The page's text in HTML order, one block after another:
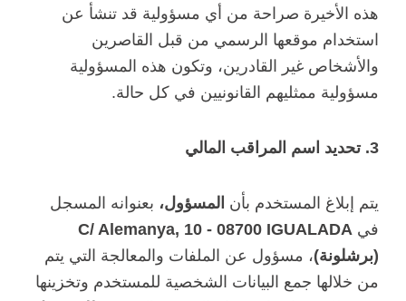
هذه الأخيرة صراحة من أي مسؤولية قد تنشأ عن
استخدام موقعها الرسمي من قبل القاصرين
والأشخاص غير القادرين، وتكون هذه المسؤولية
مسؤولية ممثليهم القانونيين في كل حالة.
3. تحديد اسم المراقب المالي
يتم إبلاغ المستخدم بأن المسؤول، بعنوانه المسجل
في C/ Alemanya, 10 - 08700 IGUALADA
(برشلونة)، مسؤول عن الملفات والمعالجة التي يتم
من خلالها جمع البيانات الشخصية للمستخدم وتخزينها